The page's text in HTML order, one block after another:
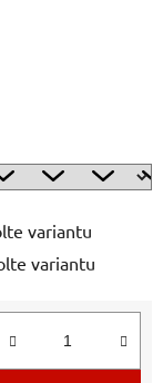
variantu
variantu